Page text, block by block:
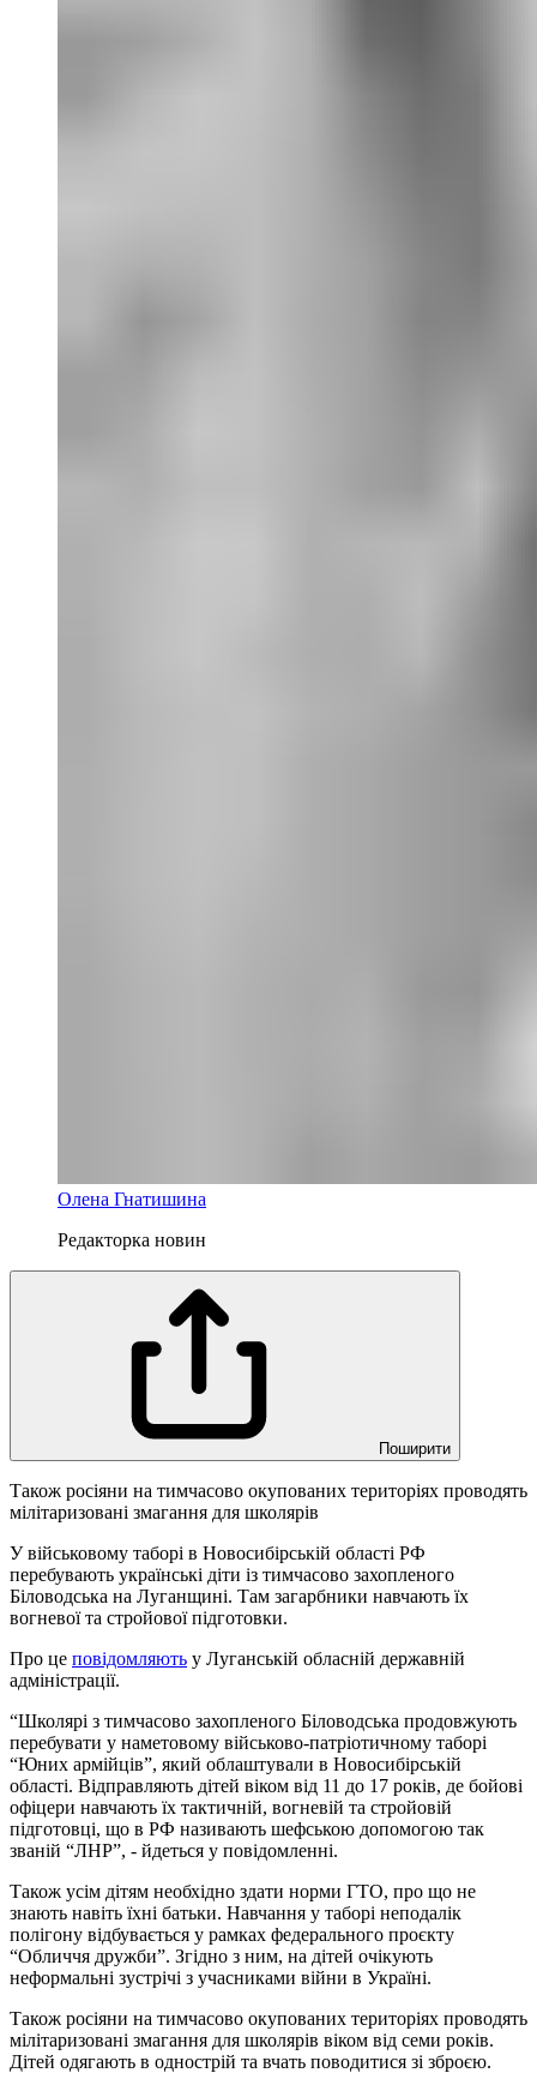
Олена Гнатишина
Редакторка новин
Поширити
Також росіяни на тимчасово окупованих територіях проводять
мілітаризовані змагання для школярів
У військовому таборі в Новосибірській області РФ
перебувають українські діти із тимчасово захопленого
Біловодська на Луганщині. Там загарбники навчають їх
вогневої та стройової підготовки.
Про це повідомляють у Луганській обласній державній
адміністрації.
“Школярі з тимчасово захопленого Біловодська продовжують
перебувати у наметовому військово-патріотичному таборі
“Юних армійців”, який облаштували в Новосибірській
області. Відправляють дітей віком від 11 до 17 років, де бойові
офіцери навчають їх тактичній, вогневій та стройовій
підготовці, що в РФ називають шефською допомогою так
званій “ЛНР”, - йдеться у повідомленні.
Також усім дітям необхідно здати норми ГТО, про що не
знають навіть їхні батьки. Навчання у таборі неподалік
полігону відбувається у рамках федерального проєкту
“Обличчя дружби”. Згідно з ним, на дітей очікують
неформальні зустрічі з учасниками війни в Україні.
Також росіяни на тимчасово окупованих територіях проводять
мілітаризовані змагання для школярів віком від семи років.
Дітей одягають в однострій та вчать поводитися зі зброєю.